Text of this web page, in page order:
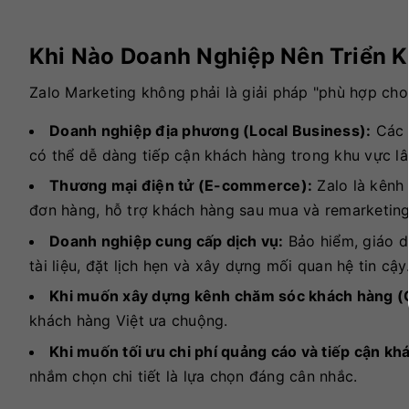
Khi Nào Doanh Nghiệp Nên Triển
Zalo Marketing không phải là giải pháp "phù hợp
Doanh nghiệp địa phương (Local Business): Các
có thể dễ dàng tiếp cận khách hàng trong khu vực
Thương mại điện tử (E-commerce): Zalo là
đơn hàng, hỗ trợ khách hàng sau mua và remarketing.
Doanh nghiệp cung cấp dịch vụ: Bảo hiểm, giáo
tài liệu, đặt lịch hẹn và xây dựng mối quan hệ tin cậy.
Khi muốn xây dựng kênh chăm sóc khách hàng
khách hàng Việt ưa chuộng.
Khi muốn tối ưu chi phí quảng cáo và tiếp cận
nhắm chọn chi tiết là lựa chọn đáng cân nhắc.